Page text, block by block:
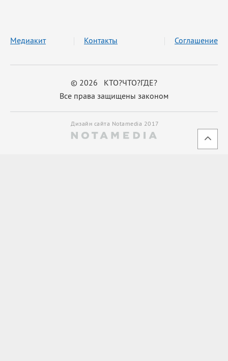
© 2026 КТО?ЧТО?ГДЕ?
Все права защищены законом
Медиакит Контакты Соглашение
Дизайн сайта Notamedia 2017